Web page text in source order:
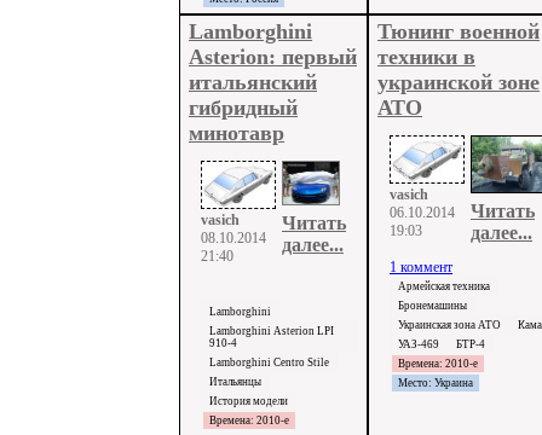
Lamborghini
Asterion: первый
итальянский
гибридный
минотавр
vasich
08.10.2014
21:40
Читать
далее...
Lamborghini
Lamborghini Asterion LPI
910-4
Lamborghini Centro Stile
Итальянцы
История модели
Времена: 2010-е
Тюнинг военной
техники в
украинской зоне
АТО
vasich
06.10.2014
19:03
1 коммент
Читать
далее...
Армейская техника
Бронемашины
Украинская зона АТО
УАЗ-469
БТР-4
Времена: 2010-е
Место: Украина